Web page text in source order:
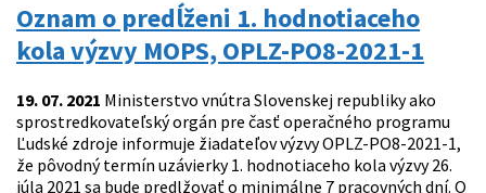
Oznam o predĺženi 1. hodnotiaceho
kola výzvy MOPS, OPLZ-PO8-2021-1
19. 07. 2021 Ministerstvo vnútra Slovenskej republiky ako
sprostredkovateľský orgán pre časť operačného programu
Ľudské zdroje informuje žiadateľov výzvy OPLZ-PO8-2021-1,
že pôvodný termín uzávierky 1. hodnotiaceho kola výzvy 26.
júla 2021 sa bude predlžovať o minimálne 7 pracovných dní. O